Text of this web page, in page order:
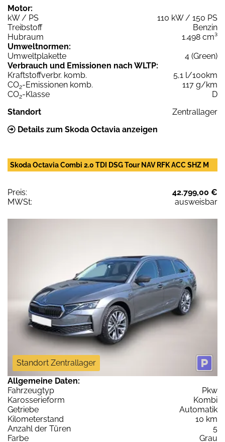
Motor:
kW / PS
110 kW / 150 PS
Treibstoff
Benzin
Hubraum
1.498 cm³
Umweltnormen:
Umweltplakette
4 (Green)
Verbrauch und Emissionen nach WLTP:
Kraftstoffverbr. komb.
5,1 l/100km
CO2-Emissionen komb.
117 g/km
CO2-Klasse
D
Standort
Zentrallager
Details zum Skoda Octavia anzeigen
Skoda Octavia Combi 2.0 TDI DSG Tour NAV RFK ACC SHZ M
Preis:
42.799,00 €
MWSt:
ausweisbar
Standort Zentrallager
Allgemeine Daten:
Fahrzeugtyp
Pkw
Karosserieform
Kombi
Getriebe
Automatik
Kilometerstand
10 km
Anzahl der Türen
5
Farbe
Grau